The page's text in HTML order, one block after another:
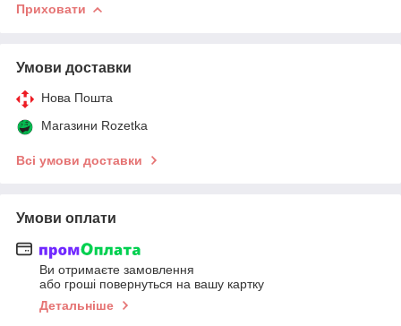
Приховати
Умови доставки
Нова Пошта
Магазини Rozetka
Всі умови доставки
Умови оплати
Ви отримаєте замовлення
або гроші повернуться на вашу картку
Детальніше